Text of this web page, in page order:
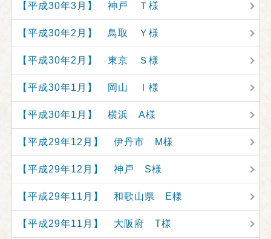
【平成30年3月】 神戸 Ｔ様
【平成30年2月】 鳥取 Ｙ様
【平成30年2月】 東京 Ｓ様
【平成30年1月】 岡山 Ｉ様
【平成30年1月】 横浜 A様
【平成29年12月】 伊丹市 M様
【平成29年12月】 神戸 S様
【平成29年11月】 和歌山県 E様
【平成29年11月】 大阪府 T様